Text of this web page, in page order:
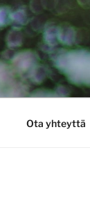
Ota yhteyttä